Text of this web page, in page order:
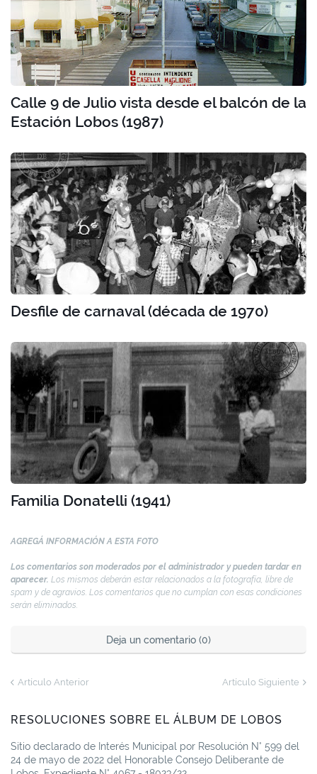
Calle 9 de Julio vista desde el balcón de la
Estación Lobos (1987)
Desfile de carnaval (década de 1970)
Familia Donatelli (1941)
AGREGÁ INFORMACIÓN A ESTA FOTO
Los comentarios son moderados por el administrador y pueden tardar en
aparecer. Los mismos deberán estar relacionados a la fotografía, libre de
spam y de agravios. Los comentarios que no cumplan con esas condiciones
serán eliminados.
Deja un comentario (0)
Artículo Anterior Artículo Siguiente
RESOLUCIONES SOBRE EL ÁLBUM DE LOBOS
Sitio declarado de Interés Municipal por Resolución N° 599 del
24 de mayo de 2022 del Honorable Consejo Deliberante de